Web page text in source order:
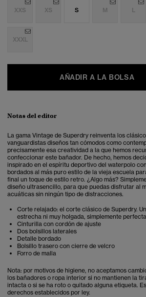
XXS XS S M L
XXXL
AÑADIR A LA BOLSA
Notas del editor
La gama Vintage de Superdry reinventa los
vanguardistas diseños tan cómodos como
precisamente esa creatividad a la que hemos
confeccionar este bañador. De hecho, hemos
inspirado en el espíritu deportivo del waterpolo
bordados al más puro estilo de la vieja escuela
final un toque de estilo retro. ¿Algo más?
diseño ultrasencillo, para que puedas disfrutar al
acuáticas sin ningún tipo de distracciones.
Corte relajado: el corte clásico de Superdry.
estrecha ni muy holgada, simplemente
Cinturilla con cordón de ajuste
Dos bolsillos laterales
Detalle bordado
Bolsillo trasero con cierre de velcro
Forro de malla
Nota: por motivos de higiene, no aceptamos
los bañadores o ropa interior si no mantienen la
intacta o si se ha roto o quitado alguna etiqueta.
derechos establecidos por ley.